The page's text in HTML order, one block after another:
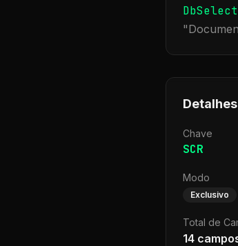
"
Chave
SCR
Modo
Exclusivo
Total de
14